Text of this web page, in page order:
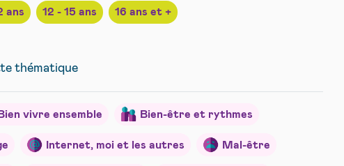
ans 12 - 15 ans 16 ans et +
thématique
Bien vivre ensemble Bien-être et rythmes
Internet, moi et les autres Mal-être